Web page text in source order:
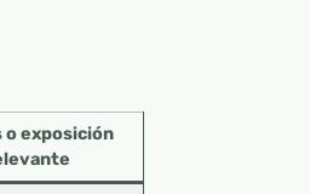
o exposición